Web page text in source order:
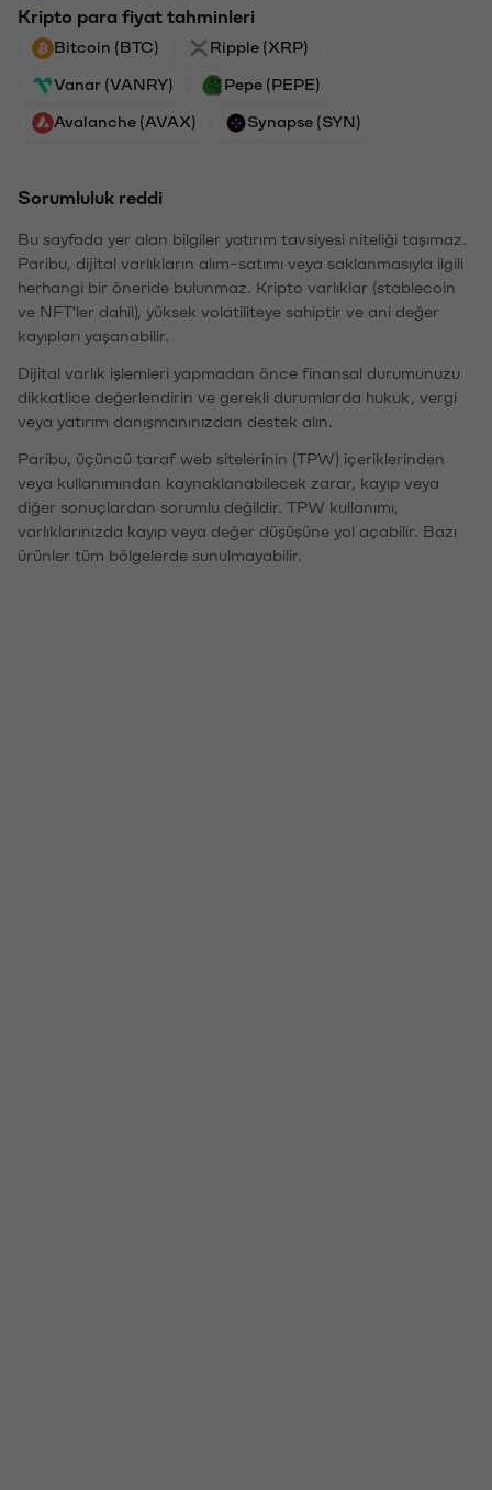
Kripto para fiyat tahminleri
Bitcoin (BTC) Ripple (XRP)
Vanar (VANRY) Pepe (PEPE)
Avalanche (AVAX) Synapse (SYN)
Sorumluluk reddi
Bu sayfada yer alan bilgiler yatırım tavsiyesi niteliği taşımaz.
Paribu, dijital varlıkların alım-satımı veya saklanmasıyla ilgili
herhangi bir öneride bulunmaz. Kripto varlıklar (stablecoin
ve NFT'ler dahil), yüksek volatiliteye sahiptir ve ani değer
kayıpları yaşanabilir.
Dijital varlık işlemleri yapmadan önce finansal durumunuzu
dikkatlice değerlendirin ve gerekli durumlarda hukuk, vergi
veya yatırım danışmanınızdan destek alın.
Paribu, üçüncü taraf web sitelerinin (TPW) içeriklerinden
veya kullanımından kaynaklanabilecek zarar, kayıp veya
diğer sonuçlardan sorumlu değildir. TPW kullanımı,
varlıklarınızda kayıp veya değer düşüşüne yol açabilir. Bazı
ürünler tüm bölgelerde sunulmayabilir.